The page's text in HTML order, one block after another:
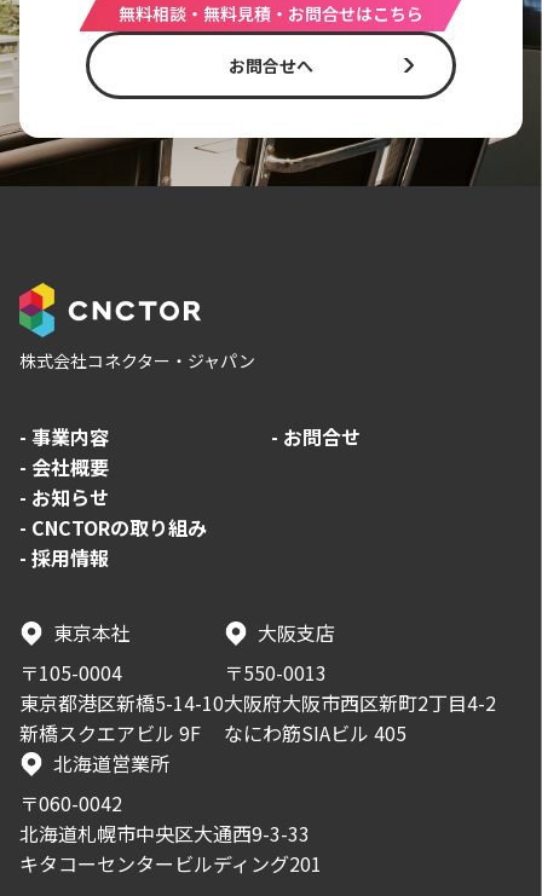
無料相談・無料見積・お問合せはこちら
お問合せへ
株式会社コネクター・ジャパン
東京本社
〒105-0004
東京都港区新橋5-14-10
新橋スクエアビル 9F
大阪支店
〒550-0013
大阪府大阪市西区新町2丁目4-2
なにわ筋SIAビル 405
北海道営業所
〒060-0042
北海道札幌市中央区大通西9-3-33
キタコーセンタービルディング201
- 事業内容
- 会社概要
- お知らせ
- CNCTORの取り組み
- 採用情報
- お問合せ